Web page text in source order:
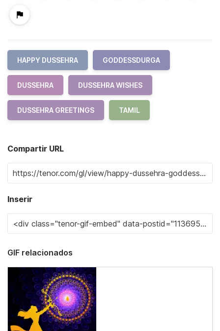
HAPPY DUSSEHRA GODDESSDURGA
DUSSEHRA DUSSEHRA WISHES
DUSSEHRA GREETINGS TAMIL
Compartir URL
Inserir
GIF relacionados